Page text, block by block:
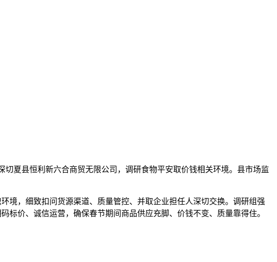
夏县恒利新六合商贸无限公司，调研食物平安取价钱相关环境。县市场监
，细致扣问货源渠道、质量管控、并取企业担任人深切交换。调研组强
价、诚信运营，确保春节期间商品供应充脚、价钱不变、质量靠得住。